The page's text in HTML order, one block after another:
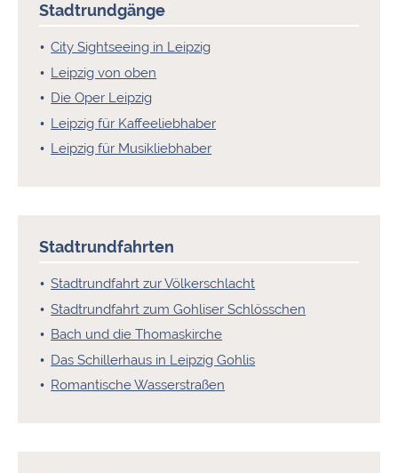
Stadtrundgänge
City Sightseeing in Leipzig
Leipzig von oben
Die Oper Leipzig
Leipzig für Kaffeeliebhaber
Leipzig für Musikliebhaber
Stadtrundfahrten
Stadtrundfahrt zur Völkerschlacht
Stadtrundfahrt zum Gohliser Schlösschen
Bach und die Thomaskirche
Das Schillerhaus in Leipzig Gohlis
Romantische Wasserstraßen